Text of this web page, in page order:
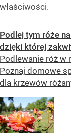
właściwości.
Podlej tym róże
dzięki której
Podlewanie róż w
Poznaj domowe
dla krzewów